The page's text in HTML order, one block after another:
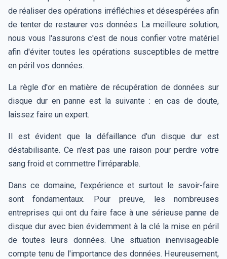
de réaliser des opérations irréfléchies et désespérées afin
de tenter de restaurer vos données. La meilleure solution,
nous vous l'assurons c'est de nous confier votre matériel
afin d'éviter toutes les opérations susceptibles de mettre
en péril vos données.
La règle d'or en matière de récupération de données sur
disque dur en panne est la suivante : en cas de doute,
laissez faire un expert.
Il est évident que la défaillance d'un disque dur est
déstabilisante. Ce n'est pas une raison pour perdre votre
sang froid et commettre l'irréparable.
Dans ce domaine, l'expérience et surtout le savoir-faire
sont fondamentaux. Pour preuve, les nombreuses
entreprises qui ont du faire face à une sérieuse panne de
disque dur avec bien évidemment à la clé la mise en péril
de toutes leurs données. Une situation inenvisageable
compte tenu de l'importance des données. Heureusement,